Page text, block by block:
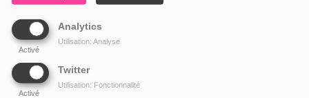
Analytics
Activé
Utilisation: Analyse
Twitter
Activé
Utilisation: Fonctionnalité